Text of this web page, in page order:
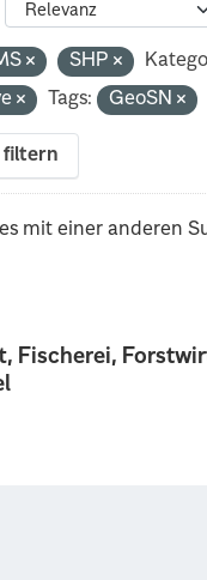
Fischerei,
SHP
Tags: GeoSN
filtern
mit einer anderen